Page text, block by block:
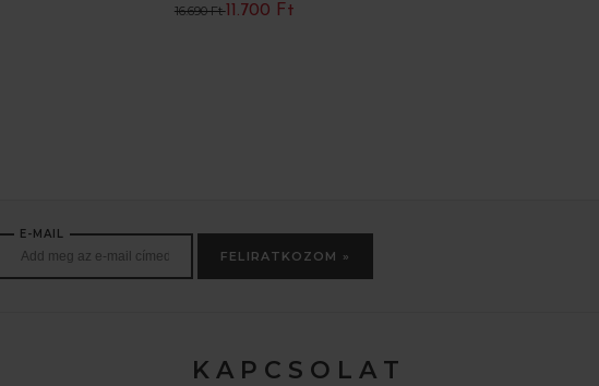
16.690 Ft11.700 Ft
E-MAIL
FELIRATKOZOM »
K A P C S O L A T